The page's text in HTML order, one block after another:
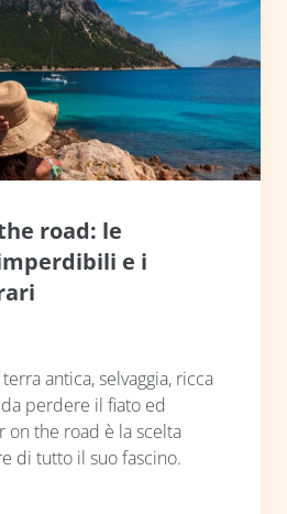
road: le
e i
antica, selvaggia, ricca
perdere il fiato ed
on the road è la scelta
di tutto il suo fascino.